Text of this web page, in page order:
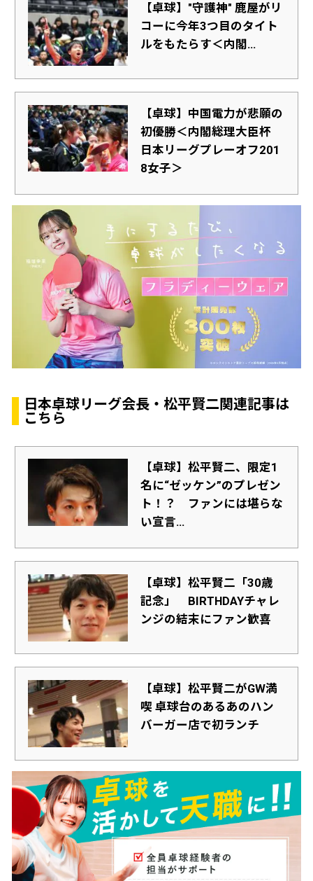
【卓球】"守護神" 鹿屋がリ
コーに今年3つ目のタイト
ルをもたらす＜内閣...
【卓球】中国電力が悲願の
初優勝＜内閣総理大臣杯
日本リーグプレーオフ201
8女子＞
日本卓球リーグ会長・松平賢二関連記事は
こちら
【卓球】松平賢二、限定1
名に“ゼッケン”のプレゼン
ト！？ ファンには堪らな
い宣言...
【卓球】松平賢二「30歳
記念」 BIRTHDAYチャレ
ンジの結末にファン歓喜
【卓球】松平賢二がGW満
喫 卓球台のあるあのハン
バーガー店で初ランチ